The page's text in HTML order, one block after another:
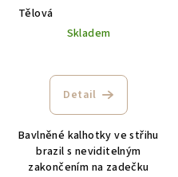
Tělová
Skladem
Detail
Bavlněné kalhotky ve střihu
brazil s neviditelným
zakončením na zadečku